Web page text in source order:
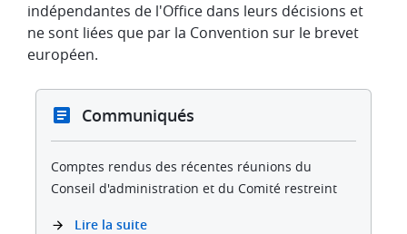
indépendantes de l'Office dans leurs décisions et
ne sont liées que par la Convention sur le brevet
européen.
Communiqués
Comptes rendus des récentes réunions du
Conseil d'administration et du Comité restreint
Lire la suite